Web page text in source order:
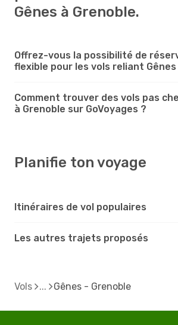
Gênes à Grenoble.
Offrez-vous la possibilité de
flexible pour les vols reliant Gênes
Comment trouver des vols pas
à Grenoble sur GoVoyages ?
Planifie ton voyage
Itinéraires de vol populaires
Les autres trajets proposés
Vols Gênes - Grenoble